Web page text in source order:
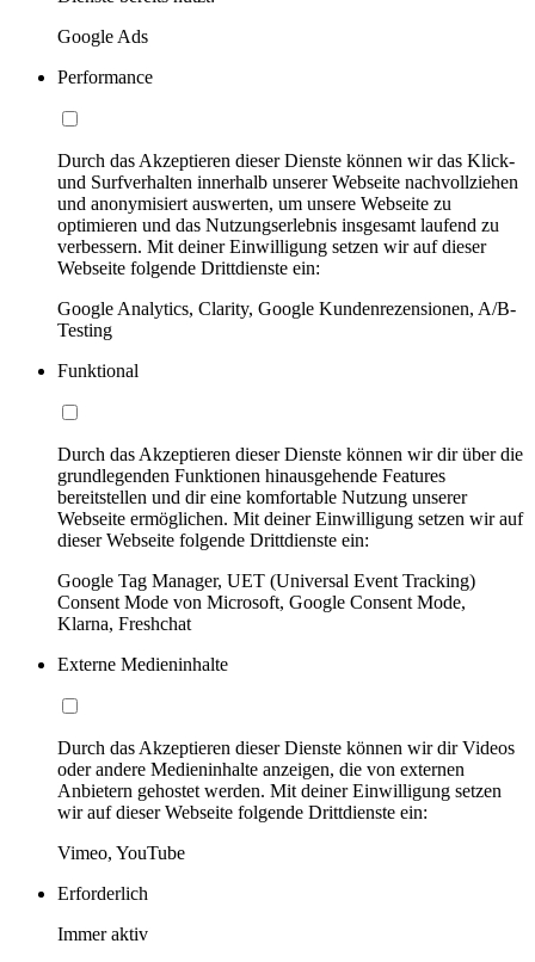
Google Ads
Performance
Durch das Akzeptieren dieser Dienste können wir das Klick-
und Surfverhalten innerhalb unserer Webseite nachvollziehen
und anonymisiert auswerten, um unsere Webseite zu
optimieren und das Nutzungserlebnis insgesamt laufend zu
verbessern. Mit deiner Einwilligung setzen wir auf dieser
Webseite folgende Drittdienste ein:
Google Analytics, Clarity, Google Kundenrezensionen, A/B-
Testing
Funktional
Durch das Akzeptieren dieser Dienste können wir dir über die
grundlegenden Funktionen hinausgehende Features
bereitstellen und dir eine komfortable Nutzung unserer
Webseite ermöglichen. Mit deiner Einwilligung setzen wir auf
dieser Webseite folgende Drittdienste ein:
Google Tag Manager, UET (Universal Event Tracking)
Consent Mode von Microsoft, Google Consent Mode,
Klarna, Freshchat
Externe Medieninhalte
Durch das Akzeptieren dieser Dienste können wir dir Videos
oder andere Medieninhalte anzeigen, die von externen
Anbietern gehostet werden. Mit deiner Einwilligung setzen
wir auf dieser Webseite folgende Drittdienste ein:
Vimeo, YouTube
Erforderlich
Immer aktiv